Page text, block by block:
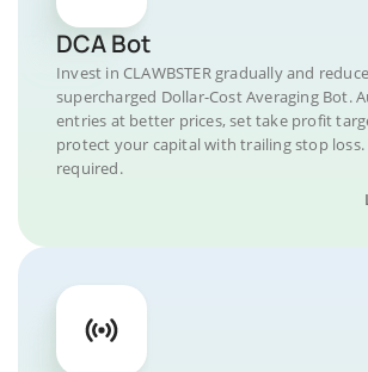
DCA Bot
Invest in CLAWBSTER gradually and
supercharged Dollar-Cost Averaging Bot.
entries at better prices, set take profit
protect your capital with trailing stop
required.